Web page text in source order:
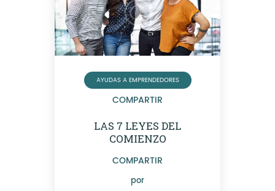
AYUDAS A EMPRENDEDORES
COMPARTIR
LAS 7 LEYES DEL
COMIENZO
COMPARTIR
por